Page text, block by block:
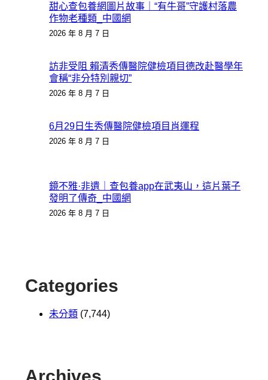
甜心查包養網圖片故事｜“有牛哥”守護村落農
作物老種類_中國網
2026 年 8 月 7 日
訪非受阻 賴清秀傳醫院健檢項目德改赴醫學年
會稱“非分特別親切”
2026 年 8 月 7 日
6月29日生秀傳醫院健檢項目肖運程
2026 年 8 月 7 日
鏡不雅·非遺｜查包養app在武夷山，這片葉子
發明了傳奇_中國網
2026 年 8 月 7 日
Categories
未分類 (7,744)
Archives